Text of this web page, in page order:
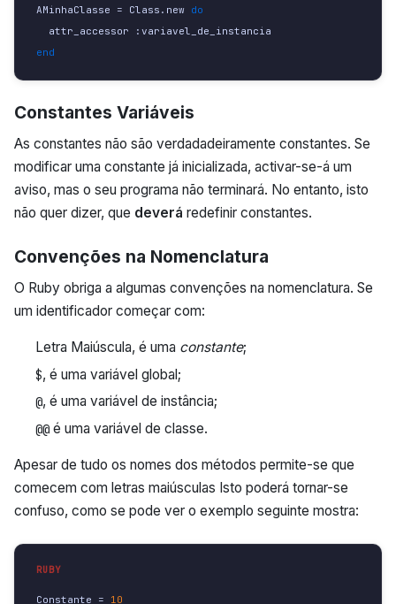
AMinhaClasse = Class . new do
attr_accessor
:variavel_de_instancia
end
Constantes Variáveis
As constantes não são verdadadeiramente constantes. Se
modificar uma constante já inicializada, activar-se-á um
aviso, mas o seu programa não terminará. No entanto, isto
não quer dizer, que deverá redefinir constantes.
Convenções na Nomenclatura
O Ruby obriga a algumas convenções na nomenclatura. Se
um identificador começar com:
Letra Maiúscula, é uma constante;
$, é uma variável global;
@, é uma variável de instância;
@@ é uma variável de classe.
Apesar de tudo os nomes dos métodos permite-se que
comecem com letras maiúsculas Isto poderá tornar-se
confuso, como se pode ver o exemplo seguinte mostra:
Constante =
10